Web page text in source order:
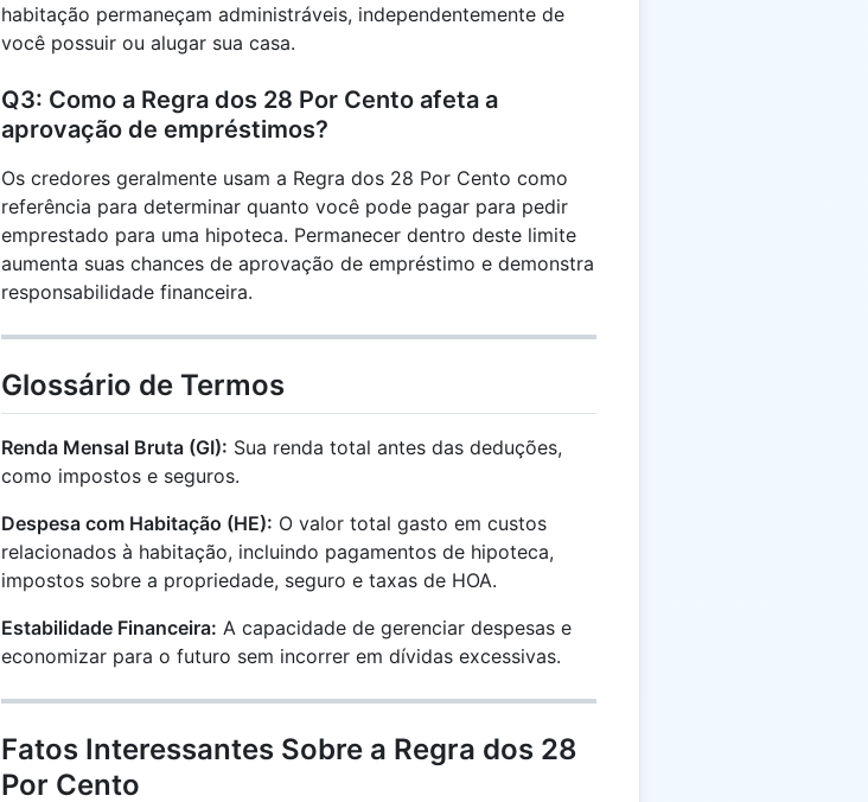
habitação permaneçam administráveis, independentemente de
você possuir ou alugar sua casa.
Q3: Como a Regra dos 28 Por Cento afeta a
aprovação de empréstimos?
Os credores geralmente usam a Regra dos 28 Por Cento como
referência para determinar quanto você pode pagar para pedir
emprestado para uma hipoteca. Permanecer dentro deste limite
aumenta suas chances de aprovação de empréstimo e demonstra
responsabilidade financeira.
Glossário de Termos
Renda Mensal Bruta (GI): Sua renda total antes das deduções,
como impostos e seguros.
Despesa com Habitação (HE): O valor total gasto em custos
relacionados à habitação, incluindo pagamentos de hipoteca,
impostos sobre a propriedade, seguro e taxas de HOA.
Estabilidade Financeira: A capacidade de gerenciar despesas e
economizar para o futuro sem incorrer em dívidas excessivas.
Fatos Interessantes Sobre a Regra dos 28
Por Cento